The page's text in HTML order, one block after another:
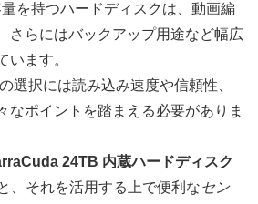
を持つハードディスクは、動画編
さらにはバックアップ用途など幅広
います。
選択には読み込み速度や信頼性、
なポイントを踏まえる必要がありま
24TB 内蔵ハードディスク
、それを活用する上で便利なセン